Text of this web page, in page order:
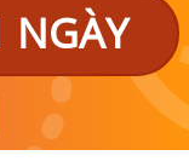
NGÀY